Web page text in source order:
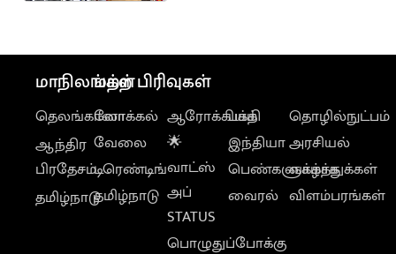
மாநிலங்கள்
தெலங்கானா
ஆந்திர
பிரதேசம்
தமிழ்நாடு
மற்ற பிரிவுகள்
லோக்கல்
வேலை
டிரெண்டிங்
தமிழ்நாடு
ஆரோக்கியம்
🌟
வாட்ஸ்
அப்
STATUS
பொழுதுப்போக்கு
பக்தி
இந்தியா
பெண்களுக்காக
வைரல்
தொழில்நுட்பம்
அரசியல்
வாழ்த்துக்கள்
விளம்பரங்கள்